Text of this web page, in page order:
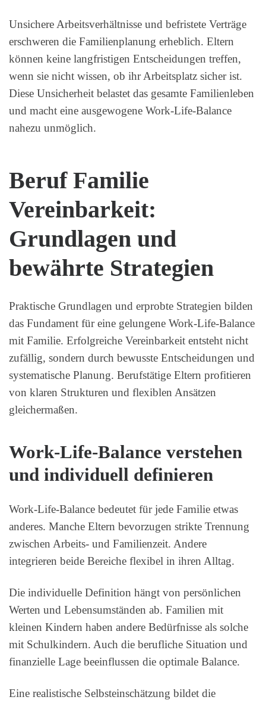
Unsichere Arbeitsverhältnisse und befristete Verträge
erschweren die Familienplanung erheblich. Eltern
können keine langfristigen Entscheidungen treffen,
wenn sie nicht wissen, ob ihr Arbeitsplatz sicher ist.
Diese Unsicherheit belastet das gesamte Familienleben
und macht eine ausgewogene Work-Life-Balance
nahezu unmöglich.
Beruf Familie
Vereinbarkeit:
Grundlagen und
bewährte Strategien
Praktische Grundlagen und erprobte Strategien bilden
das Fundament für eine gelungene Work-Life-Balance
mit Familie. Erfolgreiche Vereinbarkeit entsteht nicht
zufällig, sondern durch bewusste Entscheidungen und
systematische Planung. Berufstätige Eltern profitieren
von klaren Strukturen und flexiblen Ansätzen
gleichermaßen.
Work-Life-Balance verstehen
und individuell definieren
Work-Life-Balance bedeutet für jede Familie etwas
anderes. Manche Eltern bevorzugen strikte Trennung
zwischen Arbeits- und Familienzeit. Andere
integrieren beide Bereiche flexibel in ihren Alltag.
Die individuelle Definition hängt von persönlichen
Werten und Lebensumständen ab. Familien mit
kleinen Kindern haben andere Bedürfnisse als solche
mit Schulkindern. Auch die berufliche Situation und
finanzielle Lage beeinflussen die optimale Balance.
Eine realistische Selbsteinschätzung bildet die